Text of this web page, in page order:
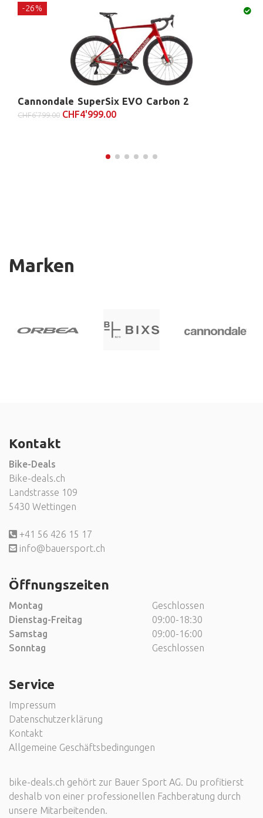
-26%
Cannondale SuperSix EVO Carbon 2
CHF6'799.00 CHF4'999.00
Marken
Kontakt
Bike-Deals
Bike-deals.ch
Landstrasse 109
5430 Wettingen
+41 56 426 15 17
info@bauersport.ch
Öffnungszeiten
Montag
Geschlossen
Dienstag-Freitag
09:00-18:30
Samstag
09:00-16:00
Sonntag
Geschlossen
Service
Impressum
Datenschutzerklärung
Kontakt
Allgemeine Geschäftsbedingungen
bike-deals.ch gehört zur Bauer Sport AG. Du profitierst
deshalb von einer professionellen Fachberatung durch
unsere Mitarbeitenden.